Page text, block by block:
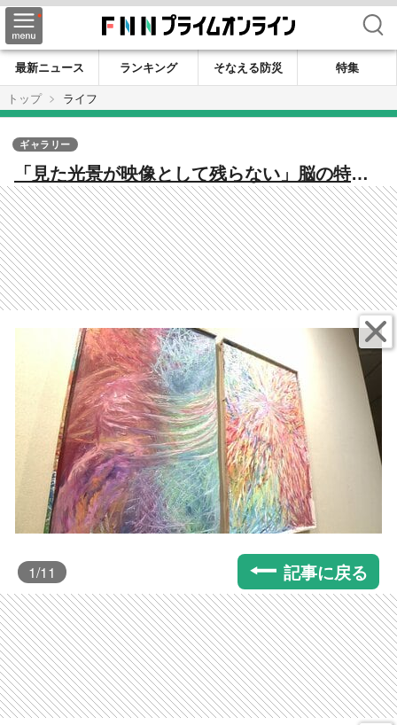
検索
最新ニュース ランキング そなえる防災
特集
トップ
ライフ
「見た光景が映像として残らない」脳の特性
を強みに 感情や言語を抽象画として表現す
る若手アーティスト【秋田発】
ギャラリー
1/11 記事に戻る